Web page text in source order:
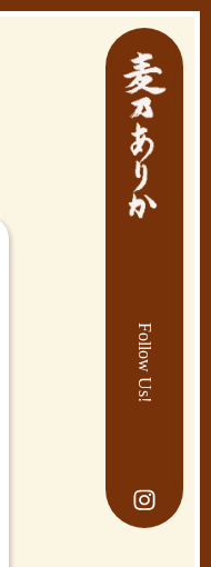
Follow Us!